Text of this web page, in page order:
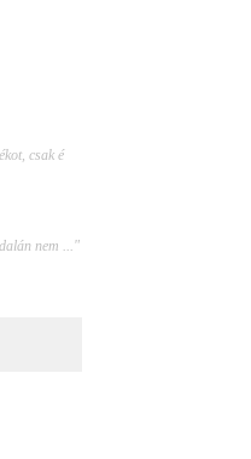
csak é
nem ..."